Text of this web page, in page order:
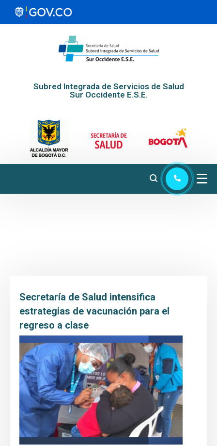
Subred Integrada de Servicios de Salud
Sur Occidente E.S.E.
Prensa
Educación al paciente
Secretaría de Salud intensifica
estrategias de vacunación para el
regreso a clase